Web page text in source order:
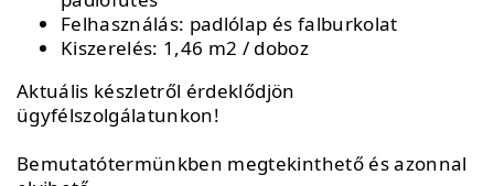
Felhasználás: padlólap és falburkolat
Kiszerelés: 1,46 m2 / doboz
Aktuális készletről érdeklődjön
ügyfélszolgálatunkon!
Bemutatótermünkben megtekinthető és azonnal